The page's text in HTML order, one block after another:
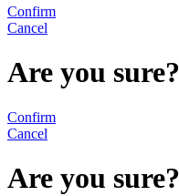
Confirm
Cancel
Are you sure?
Confirm
Cancel
Are you sure?